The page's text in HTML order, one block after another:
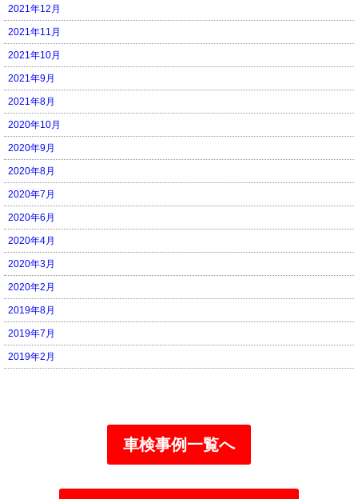
2021年12月
2021年11月
2021年10月
2021年9月
2021年8月
2020年10月
2020年9月
2020年8月
2020年7月
2020年6月
2020年4月
2020年3月
2020年2月
2019年8月
2019年7月
2019年2月
車検事例一覧へ